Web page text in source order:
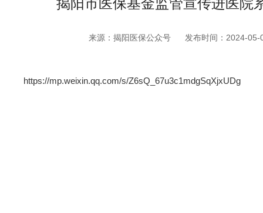
揭阳市医保基金监管宣传进医院
来源：揭阳医保公众号 发布时间：2024-05-
https://mp.weixin.qq.com/s/Z6sQ_67u3c1mdgSqXjxUDg